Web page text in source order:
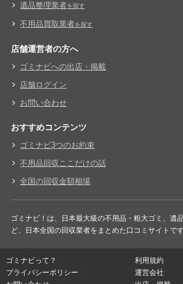
遺品整理業者を探す
不用品買取業者を探す
店舗運営者の方へ
ゴミナビへの出店・掲載
店舗ログイン
お問い合わせ
おすすめコンテンツ
ゴミナビ3つのお約束
不用品回収ここだけの話
全国の回収金額相場
ゴミナビ！は、日本最大級の不用品・粗大ゴミ、遺
ど、日本全国の回収業者をまとめた口コミサイトです
ゴミナビって？
利用規約
プライバシーポリシー
運営会社